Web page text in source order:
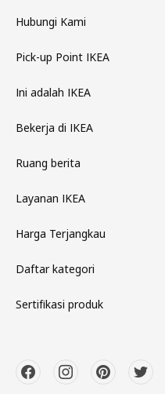
Hubungi Kami
Pick-up Point IKEA
Ini adalah IKEA
Bekerja di IKEA
Ruang berita
Layanan IKEA
Harga Terjangkau
Daftar kategori
Sertifikasi produk